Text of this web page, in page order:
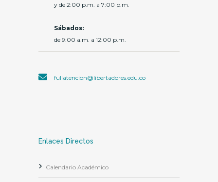
y de 2:00 p.m. a 7:00 p.m.
Sábados:
de 9:00 a.m. a 12:00 p.m.
fullatencion@libertadores.edu.co
Enlaces Directos
Calendario Académico